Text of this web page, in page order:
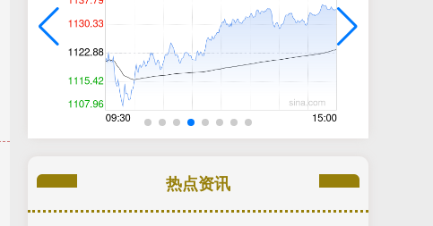
热点资讯